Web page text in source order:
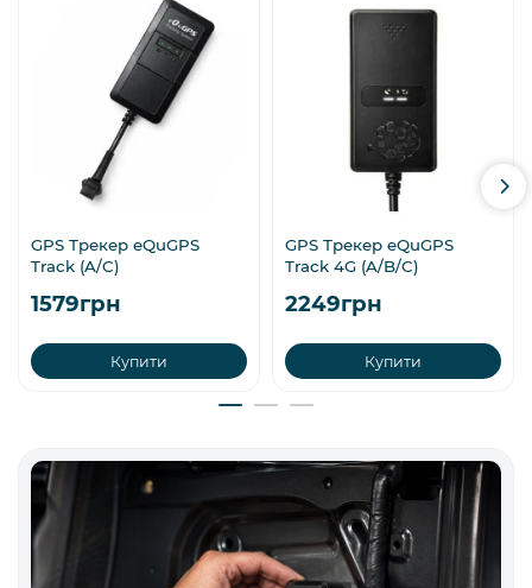
GPS Трекер eQuGPS
Track (A/C)
1579грн
Купити
GPS Трекер eQuGPS
Track 4G (A/B/C)
2249грн
Купити